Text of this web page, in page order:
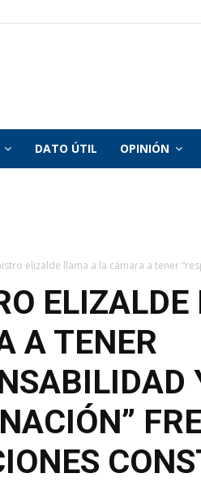
DATO ÚTIL OPINIÓN
elizalde llama a la cámara a tener
A TENER